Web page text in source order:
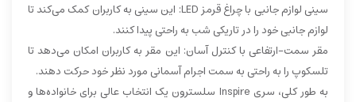
سینی لوازم جانبی با چراغ قرمز LED: این سینی به کاربران کمک می‌کند تا
لوازم جانبی خود را در تاریکی شب به راحتی پیدا کنند.
مقر سمت-ارتفاعی با کنترل آسان: این مقر به کاربران امکان می‌دهد تا
تلسکوپ را به راحتی به سمت اجرام آسمانی مورد نظر خود حرکت دهند.
به طور کلی، سری Inspire سلسترون یک انتخاب عالی برای خانواده‌ها و